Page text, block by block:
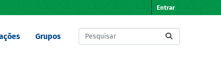
Entrar
Grupos